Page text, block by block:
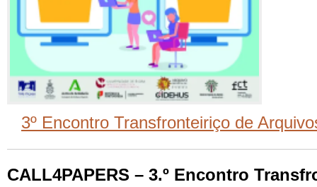
3º Encontro Transfronteiriço de
CALL4PAPERS – 3.º Encontro